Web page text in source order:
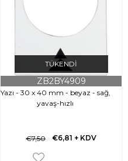
TÜKENDI
Yazı - 30 x 40 mm - beyaz - sağ,
yavaş-hızlı
ZB2BY4909
€6,81 + KDV
€7,50